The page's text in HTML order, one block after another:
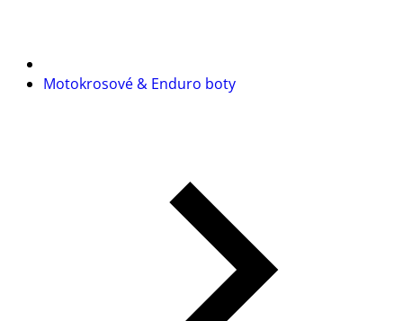
Motokrosové & Enduro boty